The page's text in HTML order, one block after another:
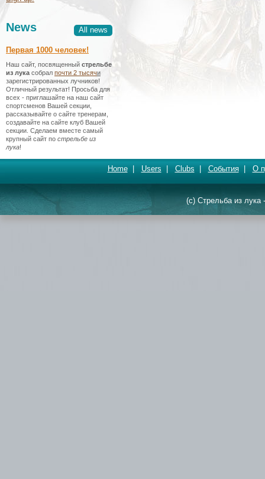
All news
News
Первая 1000 человек!
Наш сайт, посвященный стрельбе
из лука собрал почти 2 тысячи
зарегистрированных лучников!
Отличный результат! Просьба для
всех - приглашайте на наш сайт
спортсменов Вашей секции,
рассказывайте о сайте тренерам,
создавайте на сайте клуб Вашей
секции. Сделаем вместе самый
крупный сайт по стрельбе из
лука!
Home| Users Clubs События| О
(c) Стрельба из лука